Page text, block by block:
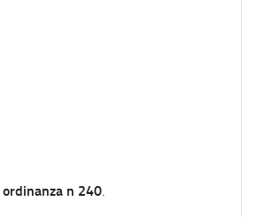
ordinanza n 240.